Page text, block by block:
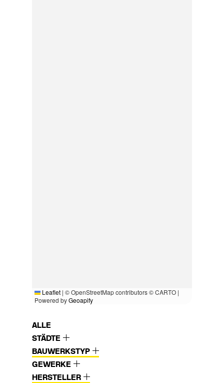
Leaflet | © OpenStreetMap contributors © CARTO |
Powered byGeoapify
ALLE
STÄDTE
BAUWERKSTYP
GEWERKE
HERSTELLER